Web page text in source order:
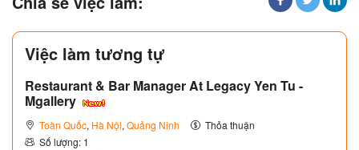
Việc làm tương tự
Restaurant & Bar Manager At Legacy Yen Tu -
Mgallery
Toàn Quốc, Hà Nội, Quảng Ninh
Thỏa thuận
Số lượng: 1